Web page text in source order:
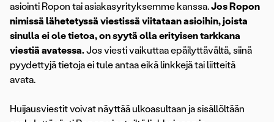
asiointi Ropon tai asiakasyrityksemme kanssa.Jos Ropon
nimissä lähetetyssä viestissä viitataan asioihin, joista
sinulla ei ole tietoa, on syytä olla erityisen tarkkana
viestiä avatessa.Jos viesti vaikuttaa epäilyttävältä, siinä
pyydettyjä tietoja ei tule antaa eikä linkkejä tai liitteitä
avata.
Huijausviestit voivat näyttää ulkoasultaan ja sisällöltään